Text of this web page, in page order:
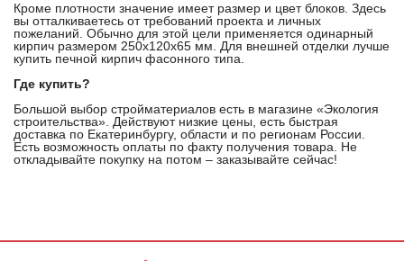
Кроме плотности значение имеет размер и цвет блоков. Здесь
вы отталкиваетесь от требований проекта и личных
пожеланий. Обычно для этой цели применяется одинарный
кирпич размером 250х120х65 мм. Для внешней отделки лучше
купить печной кирпич фасонного типа.
Где купить?
Большой выбор стройматериалов есть в магазине «Экология
строительства». Действуют низкие цены, есть быстрая
доставка по Екатеринбургу, области и по регионам России.
Есть возможность оплаты по факту получения товара. Не
откладывайте покупку на потом – заказывайте сейчас!